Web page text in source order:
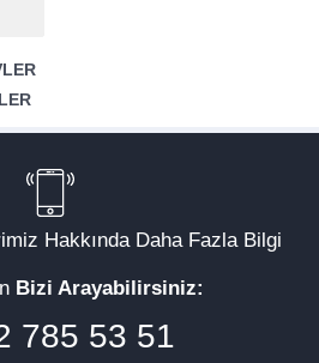
Hakkında Daha Fazla Bilgi
Bizi Arayabilirsiniz:
785 53 51